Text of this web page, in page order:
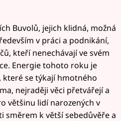
Buvolů, jejich klidná, možná
v práci a podnikání,
kteří nenechávají ve svém
Energie tohoto roku je
které se týkají hmotného
nejraději věci přetvářejí a
většinu lidí narozených v
směrem k větší sebedůvěře a